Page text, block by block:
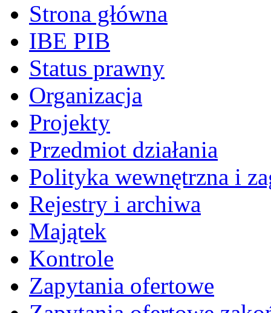
Strona główna
IBE PIB
Status prawny
Organizacja
Projekty
Przedmiot działania
Polityka wewnętrzna i
Rejestry i archiwa
Majątek
Kontrole
Zapytania ofertowe